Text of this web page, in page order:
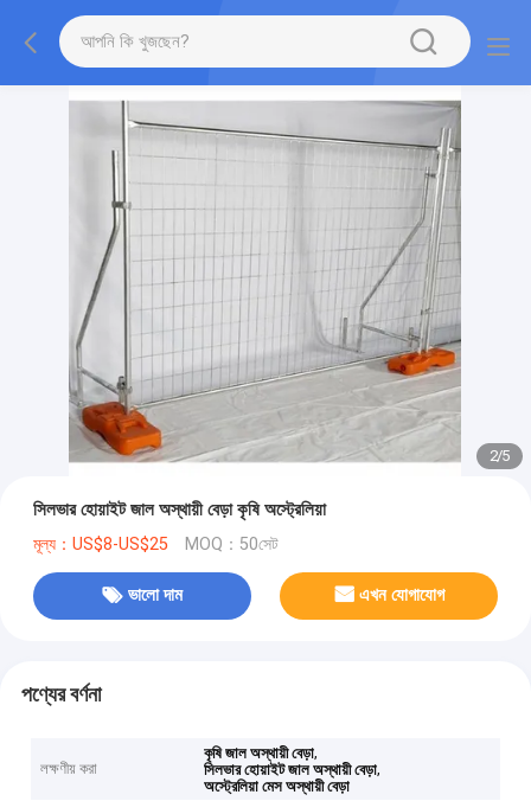
2/5
সিলভার হোয়াইট জাল অস্থায়ী বেড়া কৃষি অস্ট্রেলিয়া
মূল্য：US$8-US$25 MOQ：50সেট
ভালো দাম এখন যোগাযোগ
পণ্যের বর্ণনা
লক্ষণীয় করা
কৃষি জাল অস্থায়ী বেড়া,
সিলভার হোয়াইট জাল অস্থায়ী বেড়া,
অস্ট্রেলিয়া মেস অস্থায়ী বেড়া